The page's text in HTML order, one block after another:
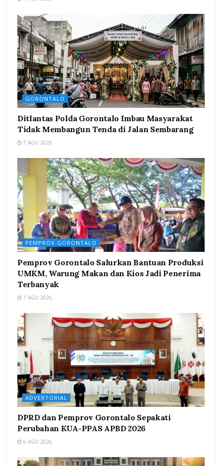
GORONTALO
Ditlantas Polda Gorontalo Imbau Masyarakat
Tidak Membangun Tenda di Jalan Sembarang
7 AGU 2026
PEMPROV GORONTALO
Pemprov Gorontalo Salurkan Bantuan Produksi
UMKM, Warung Makan dan Kios Jadi Penerima
Terbanyak
7 AGU 2026
ADVERTORIAL
DPRD dan Pemprov Gorontalo Sepakati
Perubahan KUA-PPAS APBD 2026
6 AGU 2026